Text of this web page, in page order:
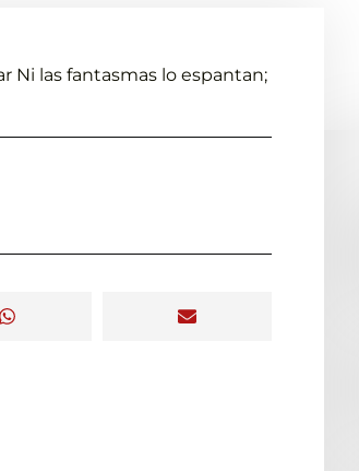
Ni las fantasmas lo espantan;